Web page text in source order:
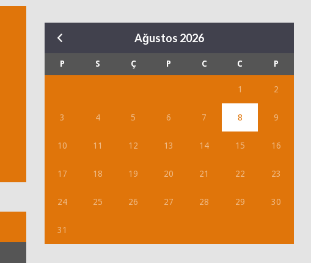
Ağustos 2026
P S Ç P C C P
1 2
3 4 5 6 7 8 9
10 11 12 13 14 15 16
17 18 19 20 21 22 23
24 25 26 27 28 29 30
31